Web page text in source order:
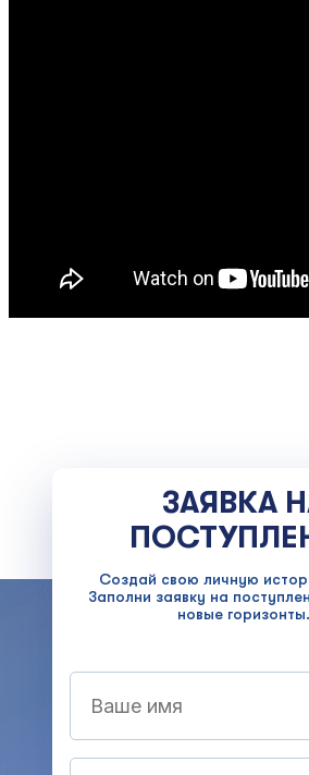
ЗАЯВКА
Создай свою личную
Заполни заявку на
новые горизонты.